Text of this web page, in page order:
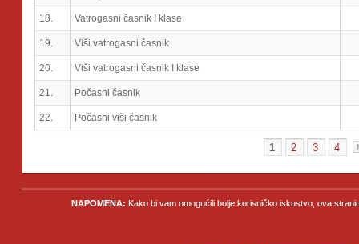
18. Vatrogasni časnik I klase
19. Viši vatrogasni časnik
20. Viši vatrogasni časnik I klase
21. Počasni časnik
22. Počasni viši časnik
1 2 3 4
NAPOMENA: Kako bi vam omogućili bolje korisničko iskustvo, ova